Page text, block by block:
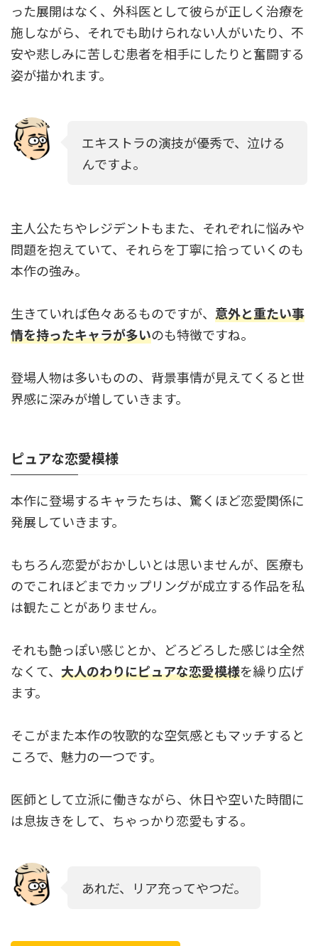
った展開はなく、外科医として彼らが正しく治療を
施しながら、それでも助けられない人がいたり、不
安や悲しみに苦しむ患者を相手にしたりと奮闘する
姿が描かれます。
エキストラの演技が優秀で、泣ける
んですよ。
主人公たちやレジデントもまた、それぞれに悩みや
問題を抱えていて、それらを丁寧に拾っていくのも
本作の強み。
生きていれば色々あるものですが、 意外と重たい事
情を持ったキャラが多いのも特徴ですね。
登場人物は多いものの、背景事情が見えてくると世
界感に深みが増していきます。
ピュアな恋愛模様
本作に登場するキャラたちは、驚くほど恋愛関係に
発展していきます。
もちろん恋愛がおかしいとは思いませんが、医療も
のでこれほどまでカップリングが成立する作品を私
は観たことがありません。
それも艶っぽい感じとか、どろどろした感じは全然
なくて、 大人のわりにピュアな恋愛模様を繰り広げ
ます。
そこがまた本作の牧歌的な空気感ともマッチすると
ころで、魅力の一つです。
医師として立派に働きながら、休日や空いた時間に
は息抜きをして、ちゃっかり恋愛もする。
あれだ、リア充ってやつだ。